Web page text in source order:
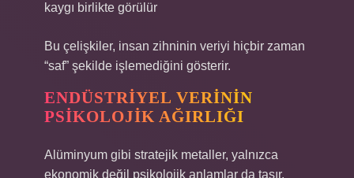
kaygı birlikte görülür
Bu çelişkiler, insan zihninin veriyi hiçbir zaman
“saf” şekilde işlemediğini gösterir.
ENDÜSTRIYEL VERININ
PSIKOLOJIK AĞIRLIĞI
Alüminyum gibi stratejik metaller, yalnızca
ekonomik değil psikolojik anlamlar da taşır.